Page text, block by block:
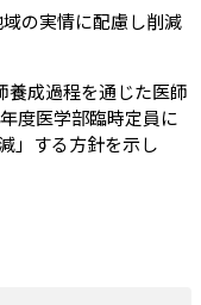
域の実情に配慮し削減
成過程を通じた医師
度医学部臨時定員に
」する方針を示し